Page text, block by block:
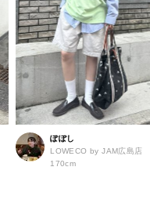
ぽぽし
LOWECO by JAM広島店
170cm